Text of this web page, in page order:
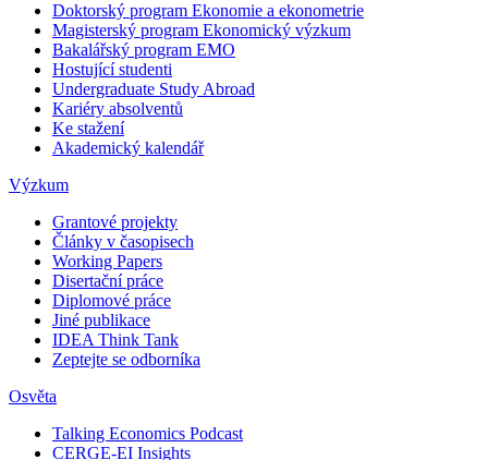
Doktorský program Ekonomie a ekonometrie
Magisterský program Ekonomický výzkum
Bakalářský program EMO
Hostující studenti
Undergraduate Study Abroad
Kariéry absolventů
Ke stažení
Akademický kalendář
Výzkum
Grantové projekty
Články v časopisech
Working Papers
Disertační práce
Diplomové práce
Jiné publikace
IDEA Think Tank
Zeptejte se odborníka
Osvěta
Talking Economics Podcast
CERGE-EI Insights